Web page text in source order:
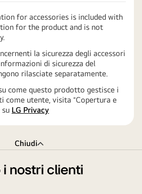
for accessories is included with
for the product and is not
la sicurezza degli accessori
di sicurezza del
rilasciate separatamente.
come questo prodotto gestisce i
come utente, visita ″Copertura e
su LG Privacy
Chiudi
nostri clienti